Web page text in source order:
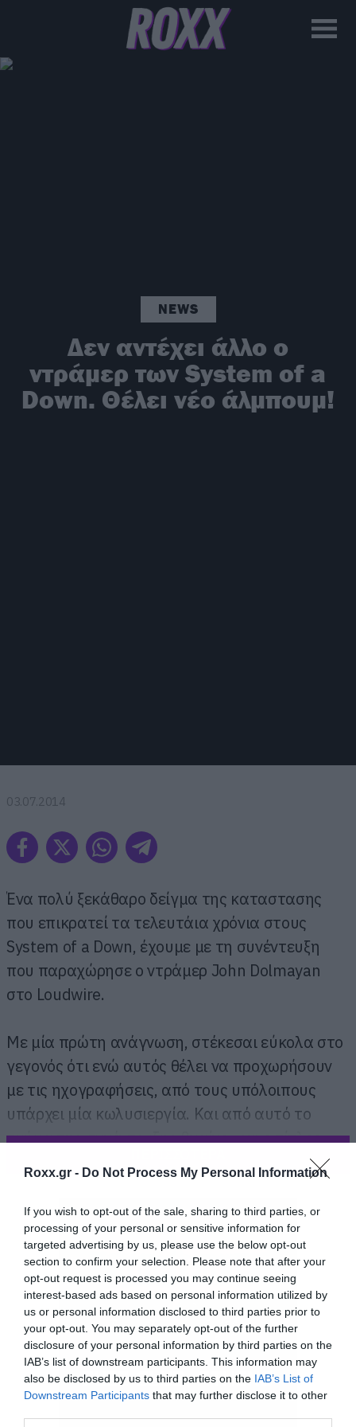
Roxx.gr - Do Not Process My Personal Information
If you wish to opt-out of the sale, sharing to third parties, or
processing of your personal or sensitive information for
targeted advertising by us, please use the below opt-out
section to confirm your selection. Please note that after your
opt-out request is processed you may continue seeing
interest-based ads based on personal information utilized by
us or personal information disclosed to third parties prior to
your opt-out. You may separately opt-out of the further
disclosure of your personal information by third parties on the
IAB’s list of downstream participants. This information may
also be disclosed by us to third parties on the IAB’s List of
Downstream Participants that may further disclose it to other
NEWS
Δεν αντέχει άλλο ο
ντράμερ των System of a
Down. Θέλει νέο άλμπουμ!
03.07.2014
Ένα πολύ ξεκάθαρο δείγμα της καταστασης
που επικρατεί τα τελευτάια χρόνια στους
System of a Down, έχουμε με τη συνέντευξη
που παραχώρησε ο ντράμερ John Dolmayan
στο Loudwire.
Με μία πρώτη ανάγνωση, στέκεσαι εύκολα στο
γεγονός ότι ενώ αυτός θέλει να προχωρήσουν
με τις ηχογραφήσεις, από τους υπόλοιπους
υπάρχει μία κωλυσιεργία. Και από αυτό το
τμήμα της συνέντευξης βγαίνει και ο τίτλος
μας αλλά και οι τίτλοι που θα δείτε σε όλα τα
μουσικά site του κόσμου.